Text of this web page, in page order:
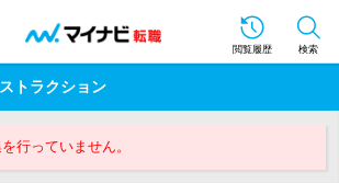
閲覧履歴 検索
トラクション
行っていません。